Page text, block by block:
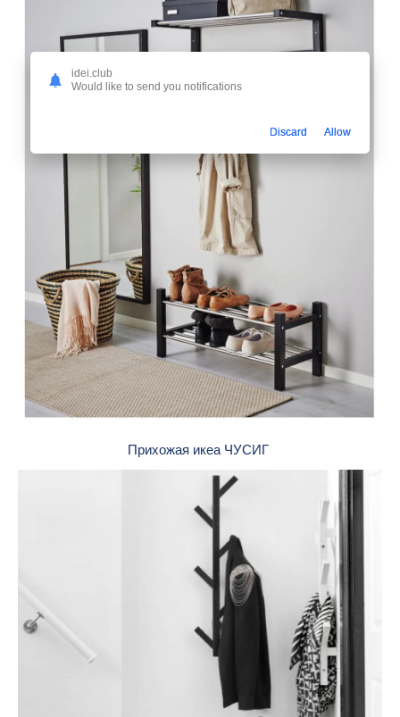
Прихожая икеа ЧУСИГ
idei.club
Would like to send you notifications
Discard Allow